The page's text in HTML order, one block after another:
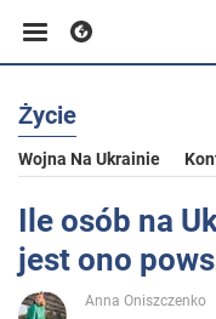
Biznes
Sport
Rozrywka
Życie
Wojna Na Ukrainie
Ile osób na
jest ono
Anna Oniszczenko